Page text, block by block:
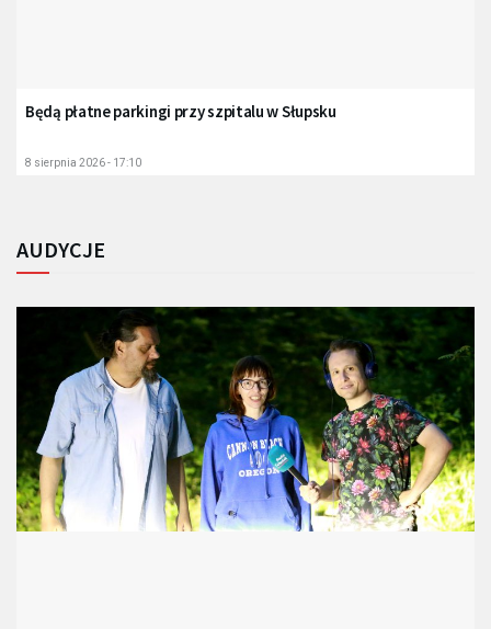
Będą płatne parkingi przy szpitalu w Słupsku
8 sierpnia 2026 - 17:10
AUDYCJE